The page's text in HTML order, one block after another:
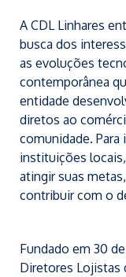
A CDL Linhares
busca dos
as evoluções
contemporânea
entidade
diretos ao
comunidade. Para
instituições
atingir suas
contribuir com o
Fundado em 30
Diretores Lojistas